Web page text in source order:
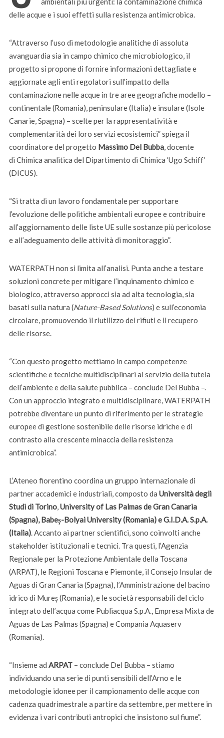
delle acque e i suoi effetti sulla resistenza antimicrobica.
“Attraverso l’uso di metodologie analitiche di assoluta
avanguardia sia in campo chimico che microbiologico, il
progetto si propone di fornire informazioni dettagliate e
aggiornate agli enti regolatori sull’impatto della
contaminazione nelle acque in tre aree geografiche modello –
continentale (Romania), peninsulare (Italia) e insulare (Isole
Canarie, Spagna) – scelte per la rappresentatività e
complementarità dei loro servizi ecosistemici” spiega il
coordinatore del progetto Massimo Del Bubba, docente
di Chimica analitica del Dipartimento di Chimica ‘Ugo Schiff’
(DICUS).
“Si tratta di un lavoro fondamentale per supportare
l’evoluzione delle politiche ambientali europee e contribuire
all’aggiornamento delle liste UE sulle sostanze più pericolose
e all’adeguamento delle attività di monitoraggio”.
WATERPATH non si limita all’analisi. Punta anche a testare
soluzioni concrete per mitigare l’inquinamento chimico e
biologico, attraverso approcci sia ad alta tecnologia, sia
basati sulla natura (Nature-Based Solutions) e sull’economia
circolare, promuovendo il riutilizzo dei rifiuti e il recupero
delle risorse.
“Con questo progetto mettiamo in campo competenze
scientifiche e tecniche multidisciplinari al servizio della tutela
dell’ambiente e della salute pubblica – conclude Del Bubba –.
Con un approccio integrato e multidisciplinare, WATERPATH
potrebbe diventare un punto di riferimento per le strategie
europee di gestione sostenibile delle risorse idriche e di
contrasto alla crescente minaccia della resistenza
antimicrobica”.
L’Ateneo fiorentino coordina un gruppo internazionale di
partner accademici e industriali, composto da Università degli
Studi di Torino,University of Las Palmas de Gran Canaria
(Spagna), Babeș-Bolyai University (Romania) e G.I.D.A. S.p.A.
(Italia). Accanto ai partner scientifici, sono coinvolti anche
stakeholder istituzionali e tecnici. Tra questi, l’Agenzia
Regionale per la Protezione Ambientale della Toscana
(ARPAT), le Regioni Toscana e Piemonte, il Consejo Insular de
Aguas di Gran Canaria (Spagna), l’Amministrazione del bacino
idrico di Mureș (Romania), e le società responsabili del ciclo
integrato dell’acqua come Publiacqua S.p.A., Empresa Mixta de
Aguas de Las Palmas (Spagna) e Compania Aquaserv
(Romania).
“Insieme ad ARPAT– conclude Del Bubba – stiamo
individuando una serie di punti sensibili dell’Arno e le
metodologie idonee per il campionamento delle acque con
cadenza quadrimestrale a partire da settembre, per mettere in
evidenza i vari contributi antropici che insistono sul fiume”.